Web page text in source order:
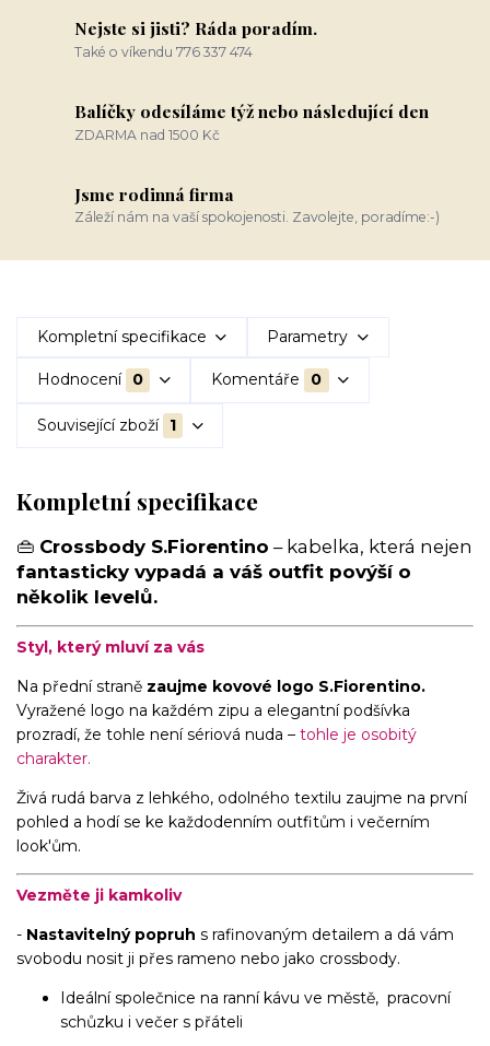
Nejste si jisti? Ráda poradím.
Také o víkendu 776 337 474
Balíčky odesíláme týž nebo následující den
ZDARMA nad 1500 Kč
Jsme rodinná firma
Záleží nám na vaší spokojenosti. Zavolejte, poradíme:-)
Kompletní specifikace Parametry
Hodnocení 0 Komentáře 0
Související zboží 1
Kompletní specifikace
👜 Crossbody S.Fiorentino – kabelka, která nejen
fantasticky vypadá a váš outfit povýší o
několik levelů.
Styl, který mluví za vás
Na přední straně zaujme kovové logo S.Fiorentino.
Vyražené logo na každém zipu a elegantní podšívka
prozradí, že tohle není sériová nuda – tohle je osobitý
charakter.
Živá rudá barva z lehkého, odolného textilu zaujme na první
pohled a hodí se ke každodenním outfitům i večerním
look'ům.
Vezměte ji kamkoliv
- Nastavitelný popruh s rafinovaným detailem a dá vám
svobodu nosit ji přes rameno nebo jako crossbody.
Ideální společnice na ranní kávu ve městě, pracovní
schůzku i večer s přáteli